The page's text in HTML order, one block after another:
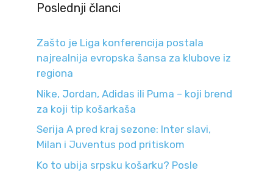
Poslednji članci
Zašto je Liga konferencija postala
najrealnija evropska šansa za klubove iz
regiona
Nike, Jordan, Adidas ili Puma – koji brend
za koji tip košarkaša
Serija A pred kraj sezone: Inter slavi,
Milan i Juventus pod pritiskom
Ko to ubija srpsku košarku? Posle